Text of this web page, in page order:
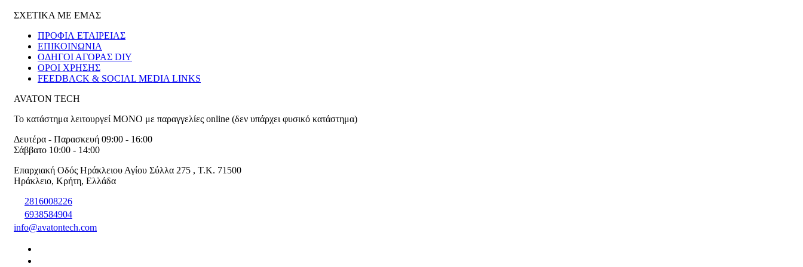
ΣΧΕΤΙΚΑ ΜΕ ΕΜΑΣ
ΠΡΟΦΙΛ ΕΤΑΙΡΕΙΑΣ
ΕΠΙΚΟΙΝΩΝΙΑ
ΟΔΗΓΟΙ ΑΓΟΡΑΣ DIY
ΟΡΟΙ ΧΡΗΣΗΣ
FEEDBACK & SOCIAL MEDIA LINKS
AVATON TECH
Το κατάστημα λειτουργεί ΜΟΝΟ με παραγγελίες online (δεν υπάρχει φυσικό κατάστημα)
Δευτέρα - Παρασκευή 09:00 - 16:00
Σάββατο 10:00 - 14:00
Επαρχιακή Οδός Ηράκλειου Αγίου Σύλλα 275 , T.K. 71500
Ηράκλειο, Κρήτη, Ελλάδα
2816008226
6938584904
info@avatontech.com